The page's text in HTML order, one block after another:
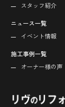
スタッフ紹介
ニュース一覧
イベント情報
施工事例一覧
オーナー様の声